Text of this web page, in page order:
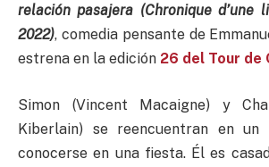
relación pasajera (Chronique d’une
2022), comedia pensante de
estrena en la edición 26 del Tour de
Simon (Vincent Macaigne) y
Kiberlain) se reencuentran en un
conocerse en una fiesta. Él es